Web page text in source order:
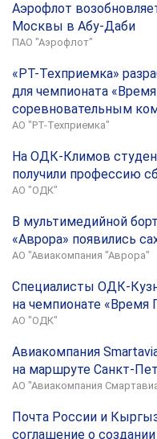
Аэрофлот
Москвы в Абу-Даби
ПАО "Аэрофлот"
«РТ-Техприемка»
для чемпионата
соревновательным
АО "РТ-Техприемка"
На ОДК-Климов
получили профессию
АО "ОДК"
В мультимедийной
«Аврора» появились
АО "Авиакомпания "Аврора"
Специалисты ОДК-
на чемпионате «Время
АО "ОДК"
Авиакомпания
на маршруте Санкт-
АО "Авиакомпания
Почта России и
соглашение о